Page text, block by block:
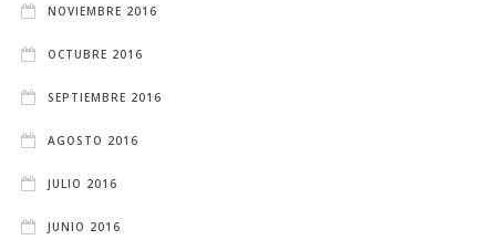
NOVIEMBRE 2016
OCTUBRE 2016
SEPTIEMBRE 2016
AGOSTO 2016
JULIO 2016
JUNIO 2016